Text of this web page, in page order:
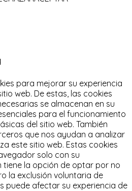
para mejorar su experiencia
web. De estas, las cookies
se almacenan en su
para el funcionamiento
del sitio web. También
que nos ayudan a analizar
este sitio web. Estas cookies
solo con su
tiene la opción de optar por no
la exclusión voluntaria de
puede afectar su experiencia de